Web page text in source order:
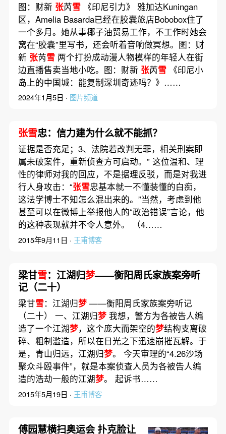
图：财新 张芮雪《印尼引力》 雅加达Kuningan
区，Amelia Basarda已经在胶囊旅店Bobobox住了
一个多月。她从事椰子油贸易工作，不工作时她会
窝在“胶囊”里写书，还会听着音响做冥想。图：财
新 张芮雪两个打扮成动漫人物模样的年轻人在街
边直播售卖当地小吃。图：财新 张芮雪《印尼小
岛上的中国城：能复制深圳奇迹吗？》……
2024年1月5日 · 图片频道
张雪忠：信力建为什么就不能抓？
证据是否充足；3、法院若改判无罪，相关刑案即
属未破案件，重新侦查方可启动。” 这位温和、理
性的律师对我的回应，不是据理反驳，而是对我进
行人身攻击：“张雪忠基本就一不懂装懂的白痴，
这法学博士不知怎么混出来的。”当然，考虑到他
甚至可以在微博上举报他人的“政治错误”言论，他
的这种表现就并不令人意外。 （4……
2015年9月11日 · 王甫博客
梁甘雪：江湖归梦——衡阳周氏家族案旁听
记（二十）
梁甘雪：江湖归梦——衡阳周氏家族案旁听记
（二十） 一、江湖归梦我想，警方为各被告人编
造了一个江湖梦，这个庞大而架空的梦结构支离破
碎、粗制滥造，所以在日光之下迅速崩摧瓦解。于
是，青山归远，江湖归梦。 今天审理的“4.26沙场
聚众斗殴事件”，就是本案侦查人员为各被告人编
造的浩劫一般的江湖梦。 起诉书……
2015年5月19日 · 王甫博客
傅园慧横扫奥运会 扑克脸让